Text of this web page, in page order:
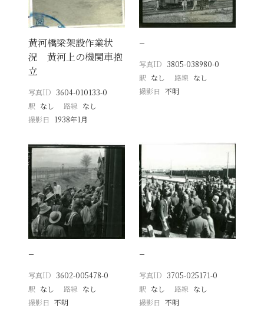
黄河橋梁架設作業状
況 黄河上の機関車抱
立
写真ID 3604-010133-0
駅 なし 路線 なし
撮影日
1938年1月
−
写真ID 3805-038980-0
駅 なし 路線 なし
撮影日 不明
−
写真ID 3602-005478-0
駅 なし 路線 なし
撮影日
不明
−
写真ID 3705-025171-0
駅 なし 路線 なし
撮影日 不明